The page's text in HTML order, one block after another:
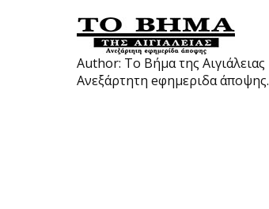
Author: Το Βήμα της Αιγιάλειας
Ανεξάρτητη eφημεριδα άποψης.